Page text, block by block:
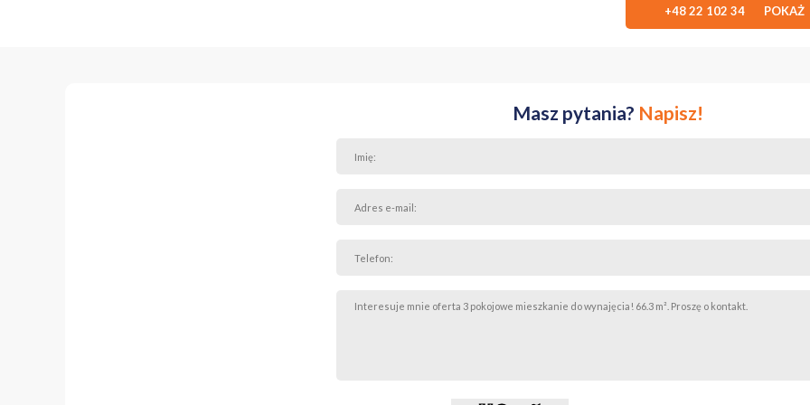
+48 22 102 34 POKAŻ
Masz pytania? Napisz!